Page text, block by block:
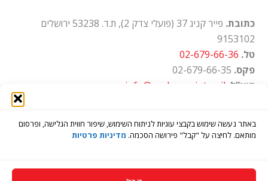
באתר נעשה שימוש בקבצי עוגיות לניתוח השימוש, שיפור חווית הגלישה, ופרסום
מותאם. לחיצה על "קבל" פירושה הסכמה. מדיניות פרטיות
כתובת.
פייר קניג 37 (פועלי צדק 2), ת.ד. 53238 ירושלים
9153102
טל. 02-679-66-36
פקס.
דוא”ל. info@ayalon-print.co.il